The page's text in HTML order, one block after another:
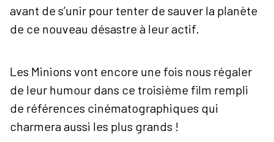
avant de s’unir pour tenter de sauver la planète
de ce nouveau désastre à leur actif.
Les Minions vont encore une fois nous régaler
de leur humour dans ce troisième film rempli
de références cinématographiques qui
charmera aussi les plus grands !